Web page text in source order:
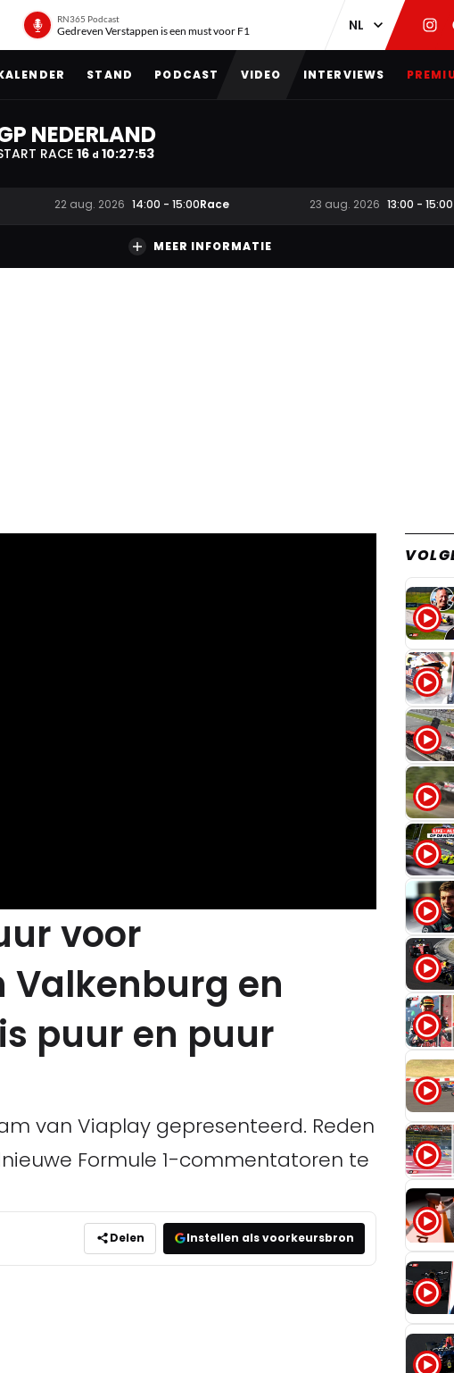
RN365 Podcast
Gedreven Verstappen is een must voor F1
STAND PODCAST VIDEO INTERVIEWS
NEDERLAND
RACE16 d 10:27:52
22 aug. 2026 14:00 - 15:00Race 23 aug. 2026 13:00 - 15:00
MEER INFORMATIE
voor
en
puur en puur
van Viaplay gepresenteerd. Reden
Formule 1-commentatoren te
Delen Instellen als voorkeursbron